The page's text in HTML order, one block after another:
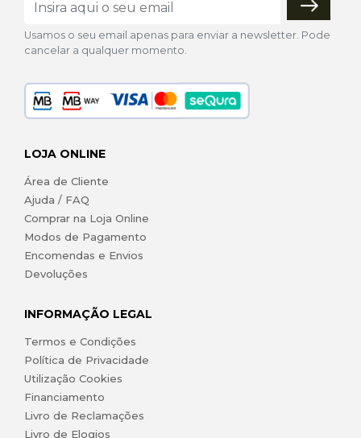
Usamos o seu email apenas para enviar a newsletter. Pode
cancelar a qualquer momento.
LOJA ONLINE
Área de Cliente
Ajuda / FAQ
Comprar na Loja Online
Modos de Pagamento
Encomendas e Envios
Devoluções
INFORMAÇÃO LEGAL
Termos e Condições
Política de Privacidade
Utilização Cookies
Financiamento
Livro de Reclamações
Livro de Elogios